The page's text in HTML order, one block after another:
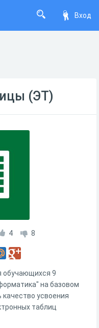
Вход
(ЭТ)
4 8
обучающихся 9
на базовом
усвоения
таблиц